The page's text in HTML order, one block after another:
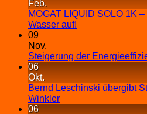
Feb.
MOGAT LIQUID SOLO 1K
Wasser auf!
09
Nov.
Steigerung der
06
Okt.
Bernd Leschinski übergibt
Winkler
06